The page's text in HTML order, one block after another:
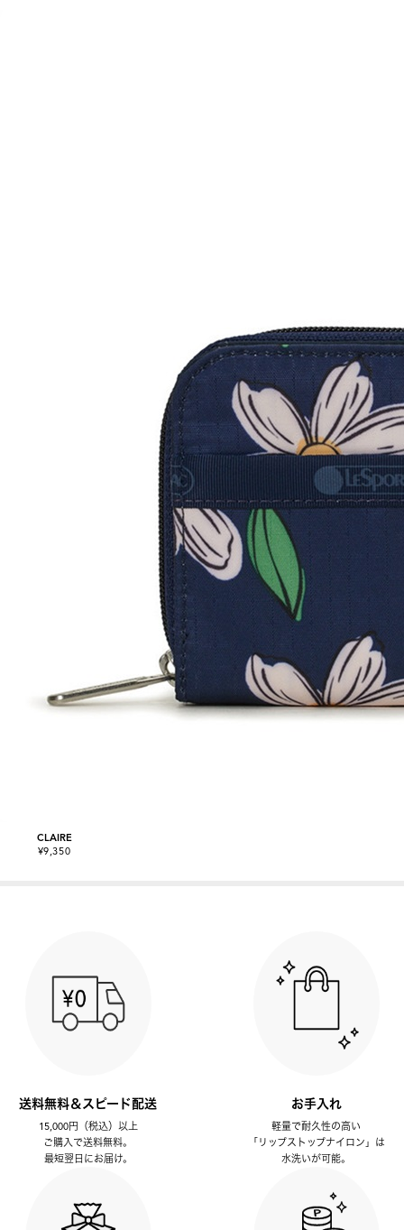
CLAIRE
¥9,350
送料無料＆スピード配送
15,000円（税込）以上
ご購入で送料無料。
最短翌日にお届け。
お手入れ
軽量で耐久性の高い
「リップストップナイロン」は
水洗いが可能。